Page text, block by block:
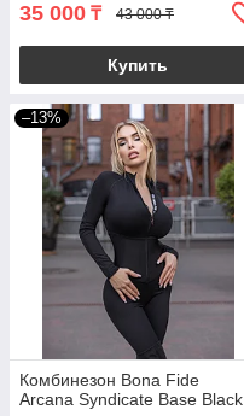
35 000 ₸ 43 000 ₸
Купить
–13%
Комбинезон Bona Fide
Arcana Syndicate Base Black